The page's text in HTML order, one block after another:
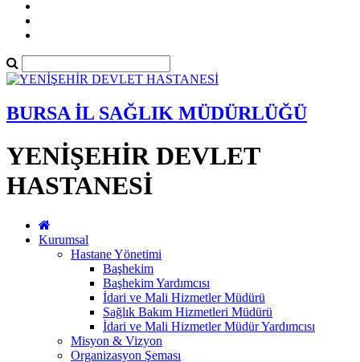
BURSA İL SAĞLIK MÜDÜRLÜĞÜ
YENİŞEHİR DEVLET
HASTANESİ
Kurumsal
Hastane Yönetimi
Başhekim
Başhekim Yardımcısı
İdari ve Mali Hizmetler Müdürü
Sağlık Bakım Hizmetleri Müdürü
İdari ve Mali Hizmetler Müdür Yardımcısı
Misyon & Vizyon
Organizasyon Şeması